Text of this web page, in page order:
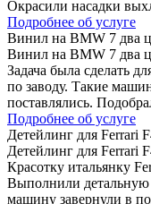
Окрасили насадки
Подробнее об услуге
Винил на BMW 7 два
Винил на BMW 7 два
Задача была сделать
по заводу. Такие
поставлялись.
Подробнее об услуге
Детейлинг для Ferrari
Детейлинг для Ferrari
Красотку итальянку
Выполнили
машину завернули в